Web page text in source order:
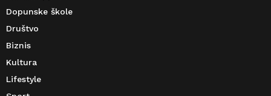
Dopunske škole
Društvo
Biznis
Kultura
Lifestyle